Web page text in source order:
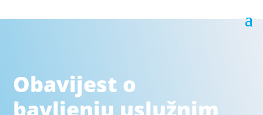
Obavijest o